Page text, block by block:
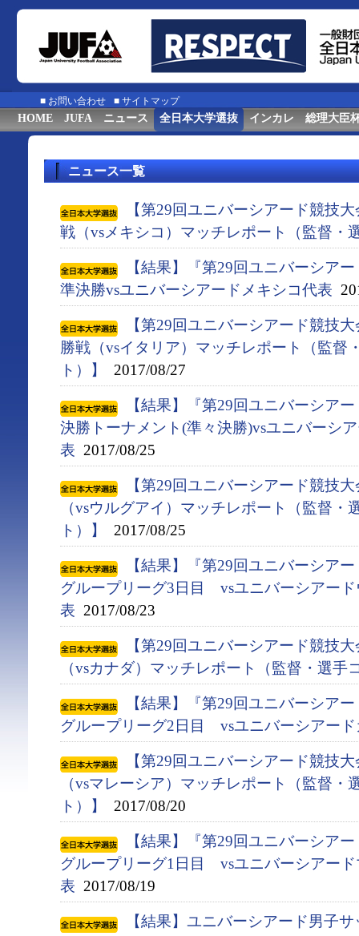
■ お問い合わせ ■ サイトマップ
HOME JUFA ニュース 全日本大学選抜 インカレ 総理大臣
ニュース一覧
【第29回ユニバーシアード競技
戦（vsメキシコ）マッチレポート（監督・
【結果】『第29回ユニバーシア
準決勝vsユニバーシアードメキシコ代表
【第29回ユニバーシアード競技
勝戦（vsイタリア）マッチレポート（監督
ト）】
2017/08/27
【結果】『第29回ユニバーシア
決勝トーナメント(準々決勝)vsユニバーシ
表 2017/08/25
【第29回ユニバーシアード競技
（vsウルグアイ）マッチレポート（監督・
ト）】
2017/08/25
【結果】『第29回ユニバーシア
グループリーグ3日目 vsユニバーシアード
表 2017/08/23
【第29回ユニバーシアード競技
（vsカナダ）マッチレポート（監督・選手
【結果】『第29回ユニバーシア
グループリーグ2日目 vsユニバーシアード
【第29回ユニバーシアード競技
（vsマレーシア）マッチレポート（監督・
ト）】
2017/08/20
【結果】『第29回ユニバーシア
グループリーグ1日目 vsユニバーシアード
表 2017/08/19
【結果】ユニバーシアード男